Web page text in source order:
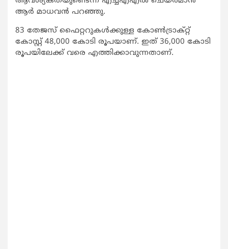
ആര്‍ മാധവന്‍ പറഞ്ഞു.
83 തേജസ് ഫൈറ്ററുകള്‍ക്കുള്ള കോണ്‍ട്രാക്റ്റ്
കോസ്റ്റ് 48,000 കോടി രൂപയാണ്. ഇത് 36,000 കോടി
രൂപയിലേക്ക് വരെ എത്തിക്കാവുന്നതാണ്.